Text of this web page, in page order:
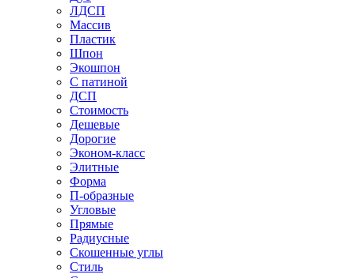
ЛДСП
Массив
Пластик
Шпон
Экошпон
С патиной
ДСП
Стоимость
Дешевые
Дорогие
Эконом-класс
Элитные
Форма
П-образные
Угловые
Прямые
Радиусные
Скошенные углы
Стиль